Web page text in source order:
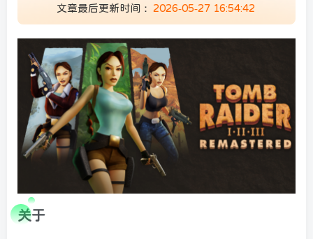
文章最后更新时间： 2026-05-27 16:54:42
关于